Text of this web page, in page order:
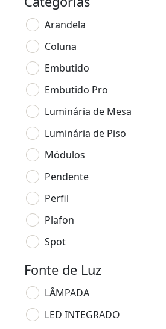
Arandela
Coluna
Embutido
Embutido Pro
Luminária de Mesa
Luminária de Piso
Módulos
Pendente
Perfil
Plafon
Spot
Fonte de Luz
LÂMPADA
LED INTEGRADO